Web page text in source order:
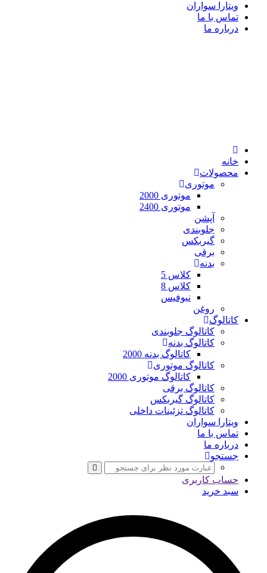
ویتارا سواران
تماس با ما
درباره ما
خانه
محصولات
موتوری
موتوری 2000
موتوری 2400
آپشن
جلوبندی
گیربکس
برقی
بدنه
کلاس 5
کلاس 8
نیوفیس
روغن
کاتالوگ
کاتالوگ جلوبندی
کاتالوگ بدنه
کاتالوگ بدنه 2000
کاتالوگ موتوری
کاتالوگ موتوری 2000
کاتالوگ برقی
کاتالوگ گیربکس
کاتالوگ تزئینات داخلی
ویتارا سواران
تماس با ما
درباره ما
جستجو
حساب کاربری
سبد خرید